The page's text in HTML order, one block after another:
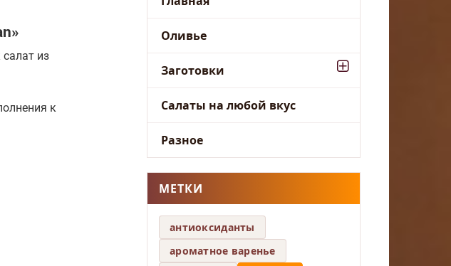
из
к
Оливье
Заготовки
Салаты на любой вкус
Разное
МЕТКИ
антиоксиданты
ароматное варенье